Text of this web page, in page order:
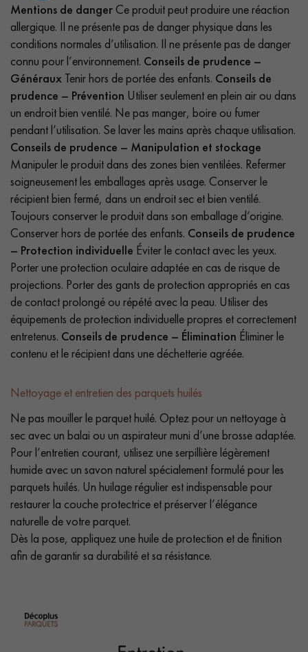
Mentions de danger Ce produit peut produire une réaction
allergique. Il ne présente pas de danger physique dans les
conditions normales d’utilisation. Il ne présente pas de danger
connu pour l’environnement. Conseils de prudence –
Généraux Tenir hors de portée des enfants. Conseils de
prudence – Prévention Utiliser seulement en plein air ou dans
un endroit bien ventilé. Ne pas manger, boire ou fumer
pendant l’utilisation. Se laver les mains après chaque utilisation.
Conseils de prudence – Manipulation et stockage
Manipuler le produit dans des zones bien ventilées. Refermer
soigneusement les emballages après usage. Conserver le
récipient bien fermé, dans un endroit sec et bien ventilé.
Toujours conserver le produit dans son emballage d’origine.
Conserver hors de portée des enfants. Conseils de prudence
– Protection individuelle Éviter le contact avec les yeux.
Porter une protection oculaire adaptée en cas de risque de
projections. Porter des gants de protection appropriés en cas
de contact prolongé ou répété avec la peau. Utiliser des
équipements de protection individuelle propres et correctement
entretenus. Conseils de prudence – Élimination Éliminer le
contenu et le récipient dans une déchetterie agréée.
Nettoyage et entretien des parquets huilés
Ne pas mouiller le parquet huilé. Optez pour un nettoyage à
sec avec un balai ou un aspirateur muni d’une brosse adaptée.
Pour l’entretien courant, utilisez une serpillière légèrement
humide avec un savon naturel spécialement formulé pour les
parquets huilés. Un huilage régulier est indispensable pour
restaurer la couche protectrice et préserver l’élégance
naturelle de votre parquet.
Dès la pose, appliquez une huile de protection et de finition
afin de garantir sa durabilité et sa résistance.